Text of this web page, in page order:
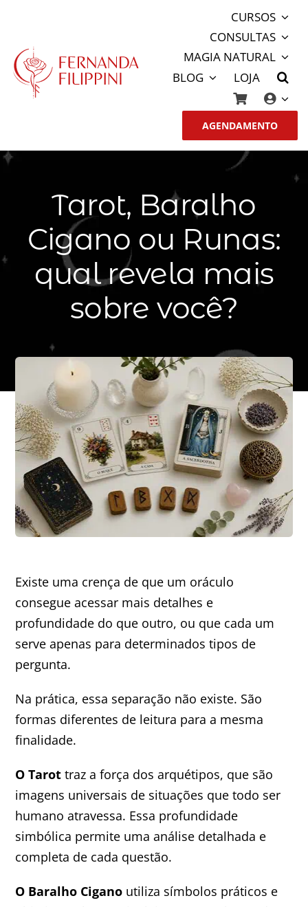
conteúdo
CURSOS
CONSULTAS
MAGIA NATURAL
BLOG
LOJA
AGENDAMENTO
Tarot, Baralho
Cigano ou Runas:
qual revela mais
sobre você?
Existe uma crença de que um oráculo
consegue acessar mais detalhes e
profundidade do que outro, ou que cada um
serve apenas para determinados tipos de
pergunta.
Na prática, essa separação não existe. São
formas diferentes de leitura para a mesma
finalidade.
O Tarot traz a força dos arquétipos, que são
imagens universais de situações que todo ser
humano atravessa. Essa profundidade
simbólica permite uma análise detalhada e
completa de cada questão.
O Baralho Cigano utiliza símbolos práticos e